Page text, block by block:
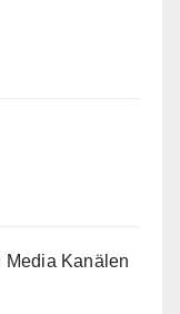
Media Kanälen